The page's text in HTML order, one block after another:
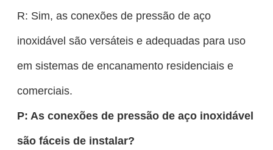
R: Sim, as conexões de pressão de aço
inoxidável são versáteis e adequadas para uso
em sistemas de encanamento residenciais e
comerciais.
P: As conexões de pressão de aço inoxidável
são fáceis de instalar?